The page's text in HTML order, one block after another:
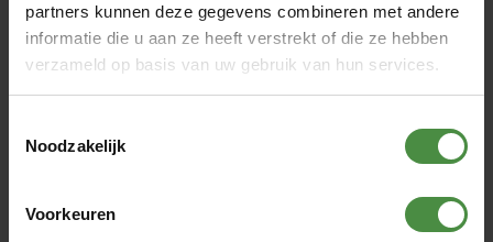
partners kunnen deze gegevens combineren met andere
informatie die u aan ze heeft verstrekt of die ze hebben
verzameld op basis van uw gebruik van hun services.
Noodzakelijk
Voorkeuren
Op voorraad
Depend Pants Vrouw Normaal - Small / Medium is te
Lees meer
Tot 22:30 uur besteld = morgen in huis